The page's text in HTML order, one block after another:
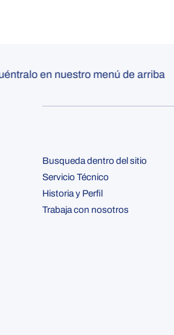
en nuestro menú de arriba
Busqueda dentro del sitio
Servicio Técnico
Historia y Perfil
Trabaja con nosotros